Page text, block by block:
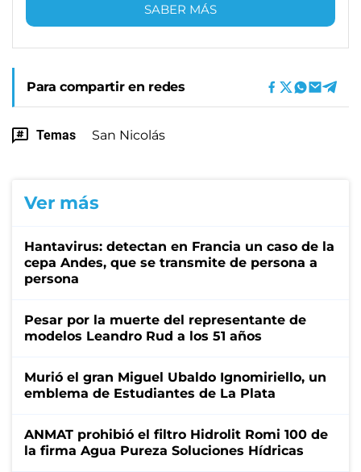
SABER MÁS
Para compartir en redes
Temas San Nicolás
Ver más
Hantavirus: detectan en Francia un caso de la
cepa Andes, que se transmite de persona a
persona
Pesar por la muerte del representante de
modelos Leandro Rud a los 51 años
Murió el gran Miguel Ubaldo Ignomiriello, un
emblema de Estudiantes de La Plata
ANMAT prohibió el filtro Hidrolit Romi 100 de
la firma Agua Pureza Soluciones Hídricas